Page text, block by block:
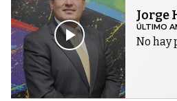
Jorge
ÚLTIMO
No hay